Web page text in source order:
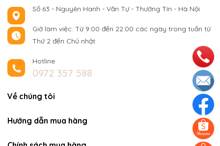
Số 63 - Nguyên Hanh - Văn Tự - Thường Tín - Hà Nội
Giờ làm việc: Từ 9:00 đến 22:00 các ngày trong tuần từ
Thứ 2 đến Chủ nhật
Hotline
0972 357 588
Về chúng tôi
Hướng dẫn mua hàng